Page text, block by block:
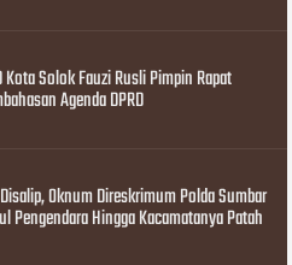
Kota Solok Fauzi Rusli Pimpin Rapat
Agenda DPRD
Oknum Direskrimum Polda Sumbar
Pengendara Hingga Kacamatanya Patah